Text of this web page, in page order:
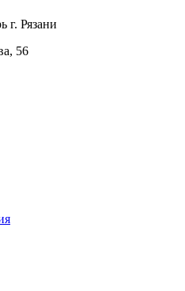
г. Рязани
56